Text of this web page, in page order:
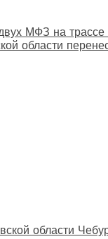
МФЗ на
области
области